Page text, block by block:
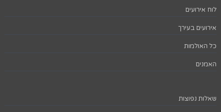
לוח אירועים
אירועים בעירך
כל האולמות
האמנים
שאלות נפוצות